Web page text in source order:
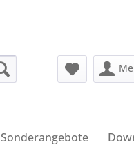
Sonderangebote